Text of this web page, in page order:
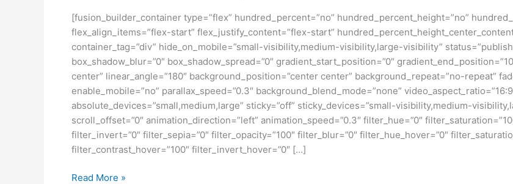
[fusion_builder_container type=”flex” hundred_percent=”no” hundred_percent_height=”no”
flex_align_items=”flex-start” flex_justify_content=”flex-start”
container_tag=”div” hide_on_mobile=”small-visibility,medium-visibility,large-visibility”
box_shadow_blur=”0″ box_shadow_spread=”0″ gradient_start_position=”0″
center” linear_angle=”180″ background_position=”center center” background_repeat=”no-repeat”
enable_mobile=”no” parallax_speed=”0.3″ background_blend_mode=”none”
absolute_devices=”small,medium,large” sticky=”off” sticky_devices=”small-visibility,medium-
scroll_offset=”0″ animation_direction=”left” animation_speed=”0.3″ filter_hue=”0″
filter_invert=”0″ filter_sepia=”0″ filter_opacity=”100″ filter_blur=”0″ filter_hue_hover=”0″
filter_contrast_hover=”100″ filter_invert_hover=”0″ […]
Beasiswa
Read More »